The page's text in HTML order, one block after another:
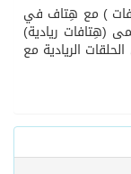
ترامب: مضيق هرمز سيُفتح “قريباً جداً”.. وإلا ستتعرض إيران لـ”ضربة قوية للغاية”
برنامج (هِتافات ) مع هِتاف في
(هِتافات ريادية)
الريادية مع